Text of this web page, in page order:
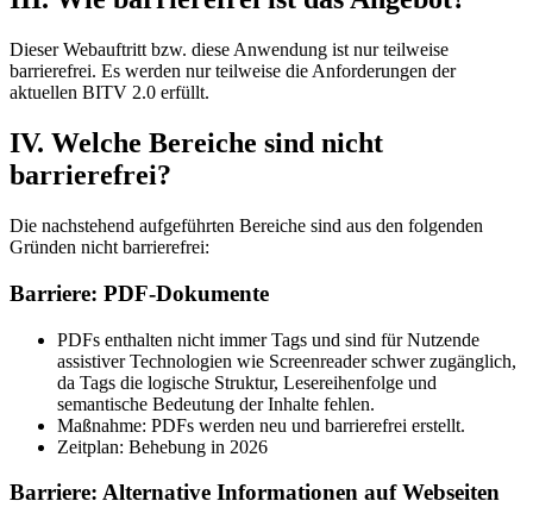
Dieser Webauftritt bzw. diese Anwendung ist nur teilweise
barrierefrei. Es werden nur teilweise die Anforderungen der
aktuellen BITV 2.0 erfüllt.
IV. Welche Bereiche sind nicht
barrierefrei?
Die nachstehend aufgeführten Bereiche sind aus den folgenden
Gründen nicht barrierefrei:
Barriere: PDF-Dokumente
PDFs enthalten nicht immer Tags und sind für Nutzende
assistiver Technologien wie Screenreader schwer zugänglich,
da Tags die logische Struktur, Lesereihenfolge und
semantische Bedeutung der Inhalte fehlen.
Maßnahme: PDFs werden neu und barrierefrei erstellt.
Zeitplan: Behebung in 2026
Barriere: Alternative Informationen auf Webseiten